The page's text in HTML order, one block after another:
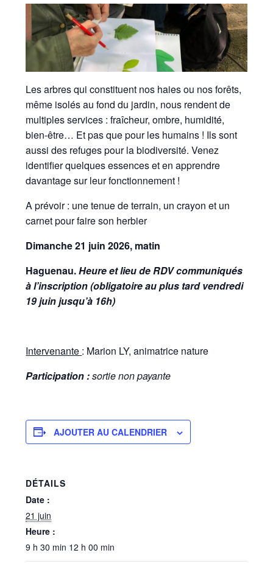
Les arbres qui constituent nos haies ou nos forêts,
même isolés au fond du jardin, nous rendent de
multiples services : fraîcheur, ombre, humidité,
bien-être… Et pas que pour les humains ! Ils sont
aussi des refuges pour la biodiversité. Venez
identifier quelques essences et en apprendre
davantage sur leur fonctionnement !
A prévoir : une tenue de terrain, un crayon et un
carnet pour faire son herbier
Dimanche 21 juin 2026, matin
Haguenau.Heure et lieu de RDV communiqués
à l’inscription (obligatoire au plus tard vendredi
19 juin jusqu’à 16h)
Intervenante : Marion LY, animatrice nature
Participation :sortie non payante
AJOUTER AU CALENDRIER
DÉTAILS
Date :
21 juin
Heure :
9 h 30 min 12 h 00 min